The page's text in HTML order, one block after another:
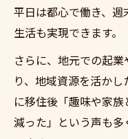
平日は都心で働き、
生活も実現できます。
さらに、地元での起
り、地域資源を活か
に移住後「趣味や家
減った」という声も